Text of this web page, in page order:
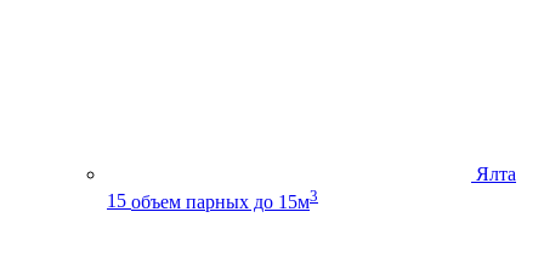
Ялта
15 объем парных до 15м3